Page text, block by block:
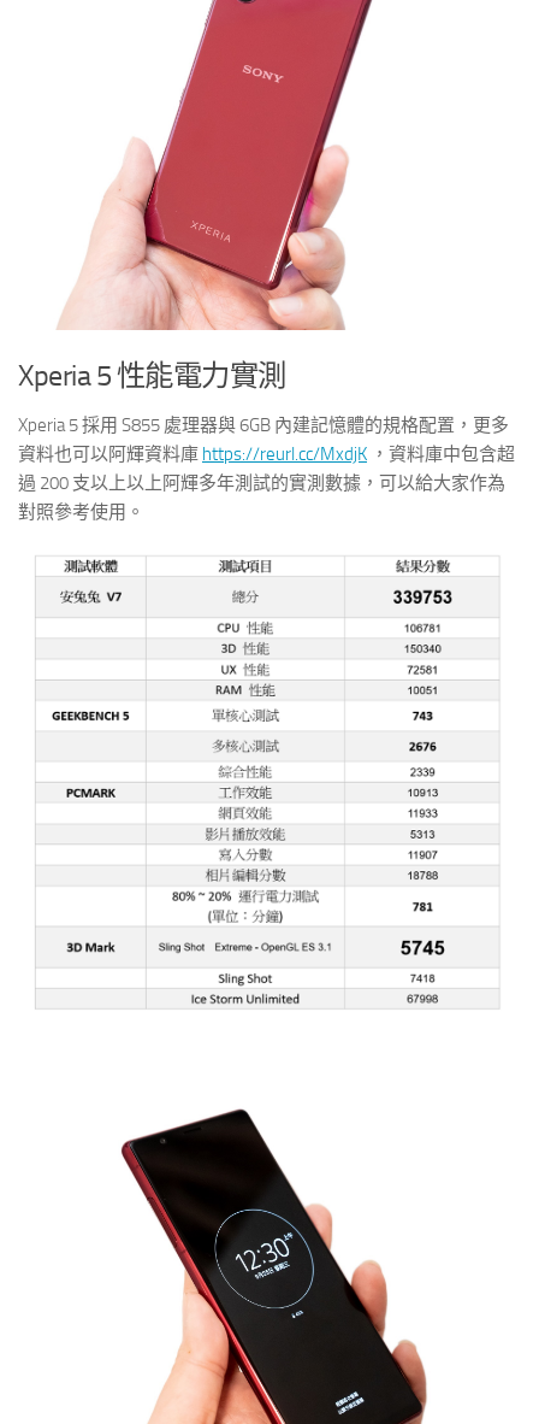
Xperia 5 性能電力實測
Xperia 5 採用 S855 處理器與 6GB 內建記憶體的規格配置，更多
資料也可以阿輝資料庫 https://reurl.cc/MxdjK ，資料庫中包含超
過 200 支以上以上阿輝多年測試的實測數據，可以給大家作為
對照參考使用。